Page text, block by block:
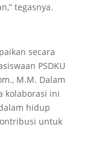
tegasnya.
secara
PSDKU
M.M. Dalam
kolaborasi ini
hidup
untuk